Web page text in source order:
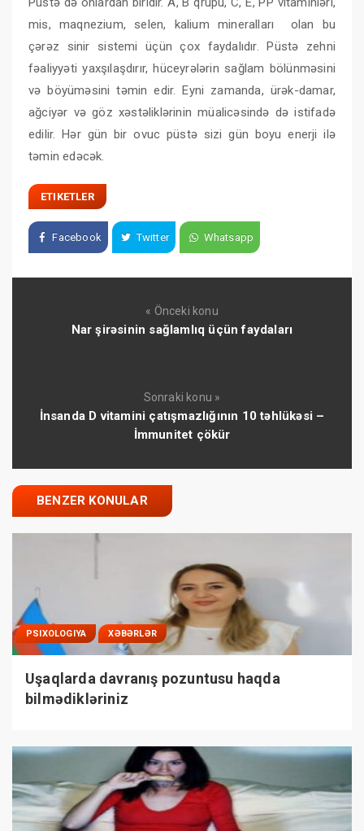
mis, maqnezium, selen, kalium mineralları olan bu
çərəz sinir sistemi üçün çox faydalıdır. Püstə zehni
fəaliyyəti yaxşılaşdırır, hüceyrələrin sağlam bölünməsini
və böyüməsini təmin edir. Eyni zamanda, ürək-damar,
ağciyər və göz xəstəliklərinin müalicəsində də istifadə
edilir. Hər gün bir ovuc püstə sizi gün boyu enerji ilə
təmin edəcək.
ETIKETLER
Facebook Twitter Whatsapp
« Önceki konu
Nar şirəsinin sağlamlıq üçün faydaları
Sonraki konu »
İnsanda D vitamini çatışmazlığının 10 təhlükəsi –
İmmunitet çökür
BENZER KONULAR
PSIXOLOGIYA XƏBƏRLƏR
Uşaqlarda davranış pozuntusu haqda
bilmədikləriniz